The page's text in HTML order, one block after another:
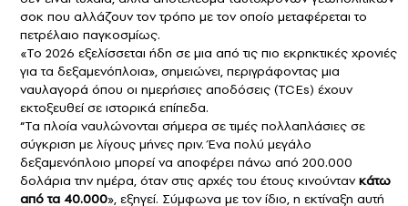
σοκ που αλλάζουν τον τρόπο με τον οποίο μεταφέρεται το
πετρέλαιο παγκοσμίως.
«Το 2026 εξελίσσεται ήδη σε μια από τις πιο εκρηκτικές χρονιές
για τα δεξαμενόπλοια», σημειώνει, περιγράφοντας μια
ναυλαγορά όπου οι ημερήσιες αποδόσεις (TCEs) έχουν
εκτοξευθεί σε ιστορικά επίπεδα.
“Τα πλοία ναυλώνονται σήμερα σε τιμές πολλαπλάσιες σε
σύγκριση με λίγους μήνες πριν. Ένα πολύ μεγάλο
δεξαμενόπλοιο μπορεί να αποφέρει πάνω από 200.000
δολάρια την ημέρα, όταν στις αρχές του έτους κινούντανκάτω
από τα 40.000», εξηγεί. Σύμφωνα με τον ίδιο, η εκτίναξη αυτή